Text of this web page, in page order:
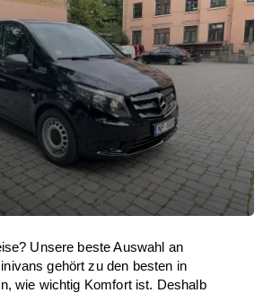
Unsere beste Auswahl an
gehört zu den besten in
wie wichtig Komfort ist. Deshalb